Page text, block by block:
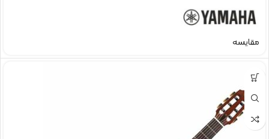
مقایسه